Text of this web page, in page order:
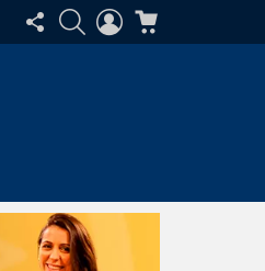
SIGA-
NOS
PESQUISAR
ENTRAR